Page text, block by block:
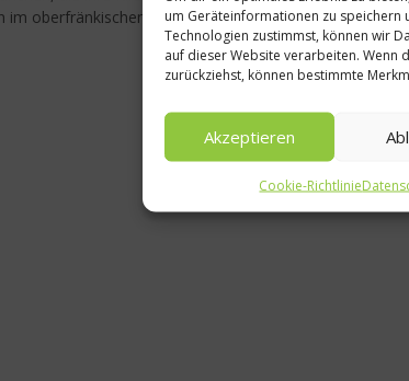
um Geräteinformationen zu
Technologien zustimmst, können wir
auf dieser Website verarbeiten. Wenn
zurückziehst, können bestimmte
Akzeptieren
Cookie-Richtlinie
im oberfränkischen
Weiterlesen